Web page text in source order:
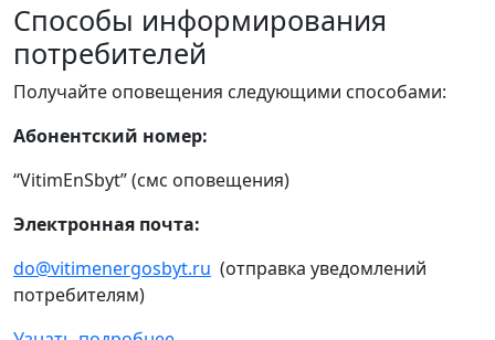
Способы информирования
потребителей
Получайте оповещения следующими способами:
Абонентский номер:
“VitimEnSbyt” (смс оповещения)
Электронная почта:
do@vitimenergosbyt.ru (отправка уведомлений
потребителям)